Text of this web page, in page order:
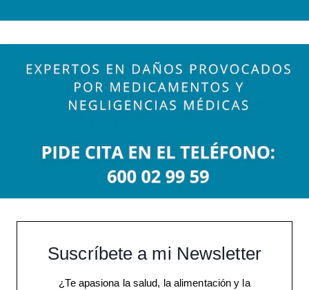
Suscríbete a mi Newsletter
¿Te apasiona la salud, la alimentación y la